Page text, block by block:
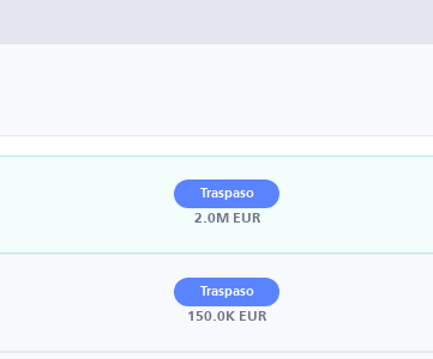
Traspaso
2.0M EUR
Traspaso
150.0K EUR